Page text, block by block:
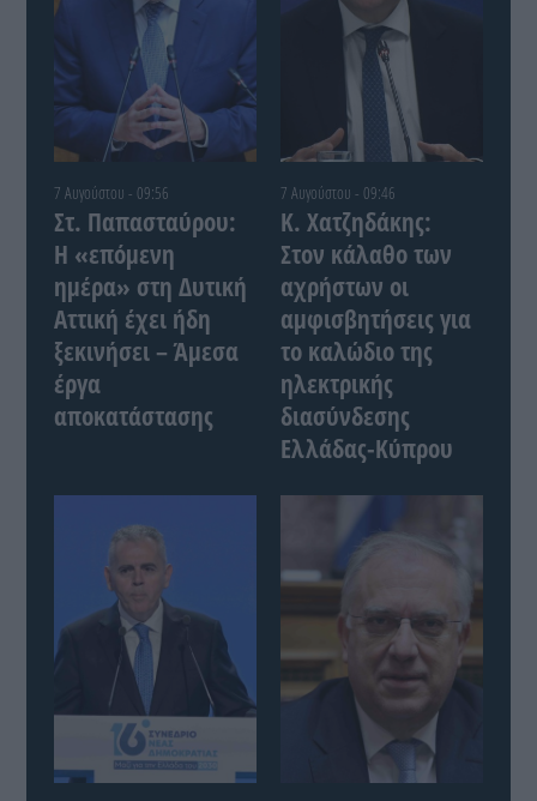
7 Αυγούστου - 09:56
Στ. Παπασταύρου:
Η «επόμενη
ημέρα» στη Δυτική
Αττική έχει ήδη
ξεκινήσει – Άμεσα
έργα
αποκατάστασης
7 Αυγούστου - 09:46
Κ. Χατζηδάκης:
Στον κάλαθο των
αχρήστων οι
αμφισβητήσεις για
το καλώδιο της
ηλεκτρικής
διασύνδεσης
Ελλάδας-Κύπρου